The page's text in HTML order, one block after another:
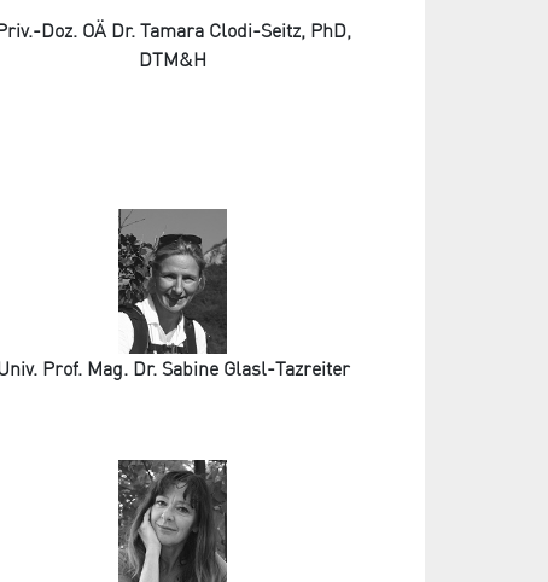
Doz. OÄ Dr. Tamara Clodi-Seitz, PhD,
DTM&H
Prof. Mag. Dr. Sabine Glasl-Tazreiter